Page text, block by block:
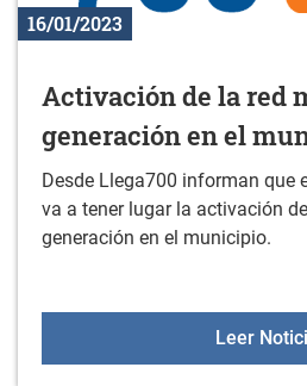
16/01/2023
Activación de la red
generación en el
Desde Llega700 informan que
va a tener lugar la activación
generación en el municipio.
Leer